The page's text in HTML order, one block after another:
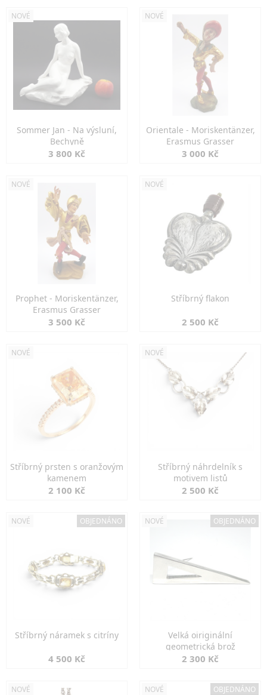
NOVÉ
Sommer Jan - Na výsluní,
Bechyně
3 800 Kč
NOVÉ
Orientale - Moriskentänzer,
Erasmus Grasser
3 000 Kč
NOVÉ
Prophet - Moriskentänzer,
Erasmus Grasser
3 500 Kč
NOVÉ
Stříbrný flakon
2 500 Kč
NOVÉ
Stříbrný prsten s oranžovým
kamenem
2 100 Kč
NOVÉ
Stříbrný náhrdelník s
motivem listů
2 500 Kč
NOVÉ OBJEDNÁNO
Stříbrný náramek s citríny
4 500 Kč
NOVÉ OBJEDNÁNO
Velká oiriginální
geometrická brož
2 300 Kč
NOVÉ NOVÉ OBJEDNÁNO